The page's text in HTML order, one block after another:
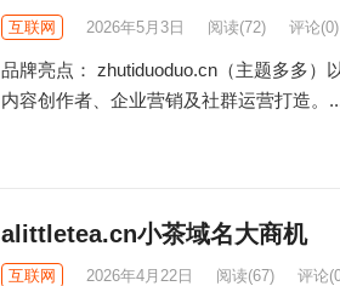
互联网 2026年5月3日 阅读(72) 评论(0)
品牌亮点： zhutiduoduo.cn（主题多多）
内容创作者、企业营销及社群运营打造。
alittletea.cn小茶域名大商机
互联网 2026年4月22日 阅读(67) 评论